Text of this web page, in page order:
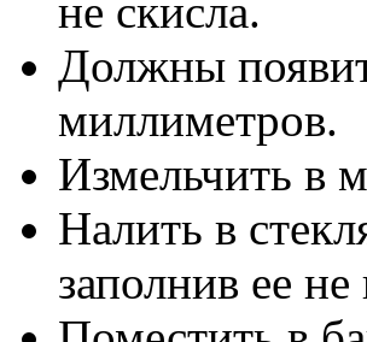
не скисла.
Должны
миллиметров.
Измельчить в
Налить в
заполнив ее